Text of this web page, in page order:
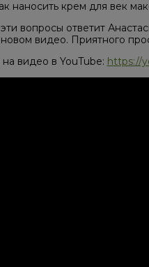
наносить крем для век
вопросы ответит
видео. Приятного
видео в YouTube: https://